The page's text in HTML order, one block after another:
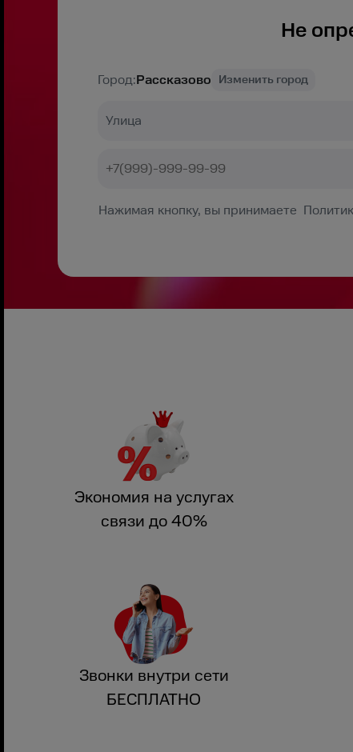
Не
Город:Рассказово Изменить город
Нажимая кнопку, вы принимаете
Экономия на услугах
связи до 40%
Звонки внутри сети
БЕСПЛАТНО